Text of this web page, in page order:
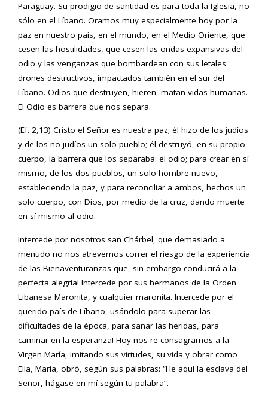
Paraguay. Su prodigio de santidad es para toda la Iglesia, no
sólo en el Líbano. Oramos muy especialmente hoy por la
paz en nuestro país, en el mundo, en el Medio Oriente, que
cesen las hostilidades, que cesen las ondas expansivas del
odio y las venganzas que bombardean con sus letales
drones destructivos, impactados también en el sur del
Líbano. Odios que destruyen, hieren, matan vidas humanas.
El Odio es barrera que nos separa.
(Ef. 2,13) Cristo el Señor es nuestra paz; él hizo de los judíos
y de los no judíos un solo pueblo; él destruyó, en su propio
cuerpo, la barrera que los separaba: el odio; para crear en sí
mismo, de los dos pueblos, un solo hombre nuevo,
estableciendo la paz, y para reconciliar a ambos, hechos un
solo cuerpo, con Dios, por medio de la cruz, dando muerte
en sí mismo al odio.
Intercede por nosotros san Chárbel, que demasiado a
menudo no nos atrevemos correr el riesgo de la experiencia
de las Bienaventuranzas que, sin embargo conducirá a la
perfecta alegría! Intercede por sus hermanos de la Orden
Libanesa Maronita, y cualquier maronita. Intercede por el
querido país de Líbano, usándolo para superar las
dificultades de la época, para sanar las heridas, para
caminar en la esperanza! Hoy nos re consagramos a la
Virgen María, imitando sus virtudes, su vida y obrar como
Ella, María, obró, según sus palabras: “He aquí la esclava del
Señor, hágase en mí según tu palabra”.